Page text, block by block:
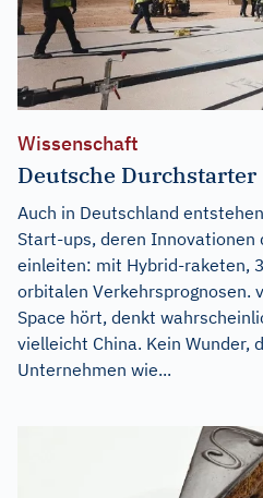
Wissenschaft
Deutsche Durchstarter
Auch in Deutschland
Start-ups, deren Innovationen
einleiten: mit Hybrid-raketen,
orbitalen Verkehrsprognosen.
Space hört, denkt
vielleicht China. Kein Wunder,
Unternehmen wie...